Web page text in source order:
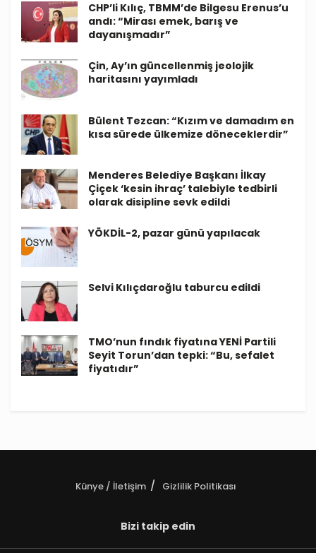
CHP’li Kılıç, TBMM’de Bilgesu Erenus’u
andı: “Mirası emek, barış ve
dayanışmadır”
Çin, Ay’ın güncellenmiş jeolojik
haritasını yayımladı
Bülent Tezcan: “Kızım ve damadım en
kısa sürede ülkemize döneceklerdir”
Menderes Belediye Başkanı İlkay
Çiçek ‘kesin ihraç’ talebiyle tedbirli
olarak disipline sevk edildi
YÖKDİL-2, pazar günü yapılacak
Selvi Kılıçdaroğlu taburcu edildi
TMO’nun fındık fiyatına YENİ Partili
Seyit Torun’dan tepki: “Bu, sefalet
fiyatıdır”
Künye / İletişim Gizlilik Politikası
Bizi takip edin